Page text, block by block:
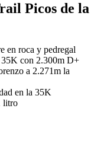
Picos de la
en roca y pedregal
35K con 2.300m D+
a 2.271m la
en la 35K
litro